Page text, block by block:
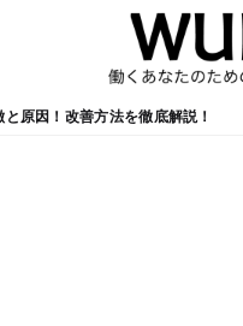
原因！改善方法を徹底解説！